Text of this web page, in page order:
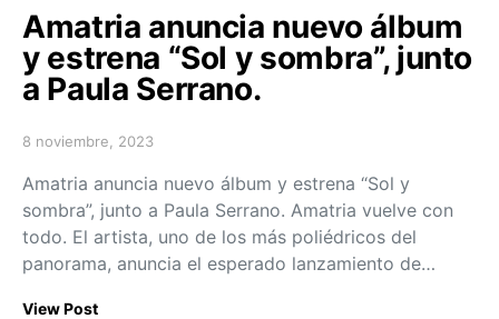
Amatria anuncia nuevo álbum
y estrena “Sol y sombra”, junto
a Paula Serrano.
Posted on
8 noviembre, 2023
Amatria anuncia nuevo álbum y estrena “Sol y
sombra”, junto a Paula Serrano. Amatria vuelve con
todo. El artista, uno de los más poliédricos del
panorama, anuncia el esperado lanzamiento de…
View Post